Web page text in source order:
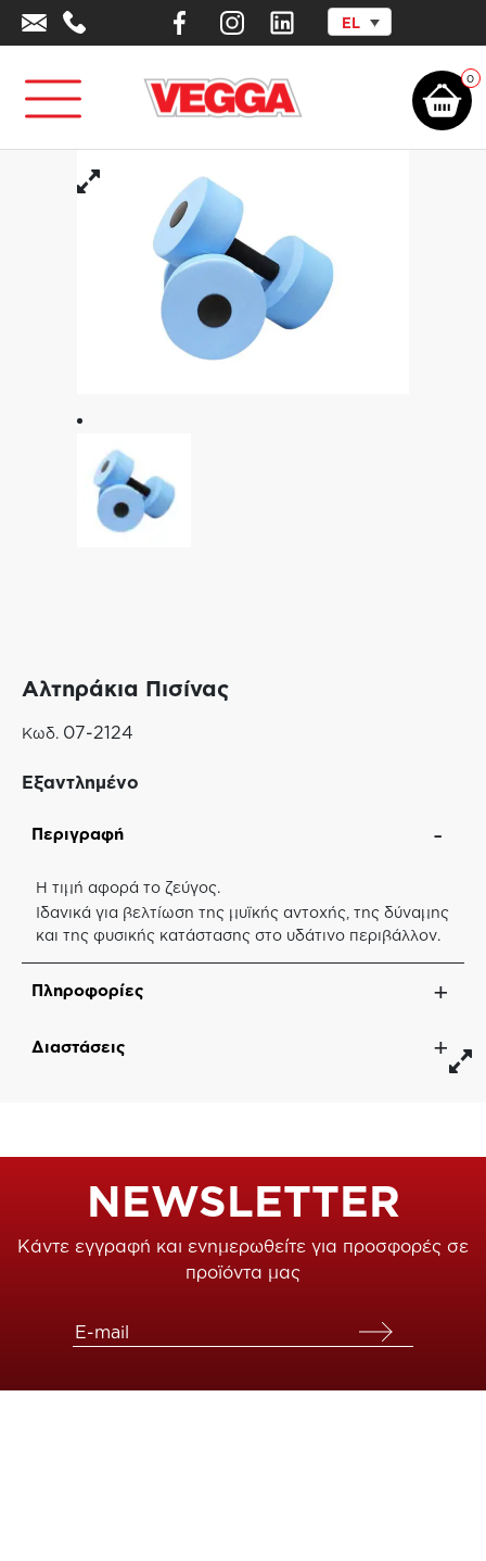
EL
0
Αρχική σελίδα Αθλητικά Είδη - Εξοπλισμός/Πισίνα/Είδη Εκμάθησης &
Αλτηράκια Πισίνας
Κωδ. 07-2124
Εξαντλημένο
Περιγραφή
Η τιμή αφορά το ζεύγος.
Ιδανικά για βελτίωση της μυϊκής αντοχής, της δύναμης
και της φυσικής κατάστασης στο υδάτινο περιβάλλον.
Πληροφορίες
Διαστάσεις
NEWSLETTER
Κάντε εγγραφή και ενημερωθείτε για προσφορές σε
προϊόντα μας